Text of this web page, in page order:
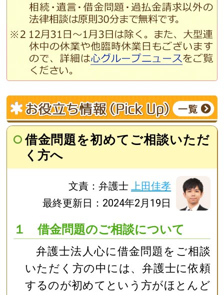
借金問題を初めてご相談いただ
く方へ
文責：弁護士上田佳孝
最終更新日：2024年2月19日
１ 借金問題のご相談について
弁護士法人心に借金問題をご相談
いただく方の中には、弁護士に依頼
するのが初めてという方がほとんど